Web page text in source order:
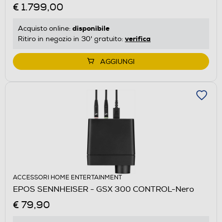
€ 1.799,00
Acquisto online: disponibile
Ritiro in negozio in 30' gratuito: verifica
AGGIUNGI
ACCESSORI HOME ENTERTAINMENT
EPOS SENNHEISER - GSX 300 CONTROL-Nero
€ 79,90